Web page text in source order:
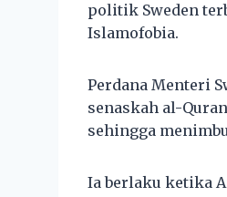
politik Sweden
Islamofobia.
Perdana Menteri
senaskah al-
sehingga
Ia berlaku ketika